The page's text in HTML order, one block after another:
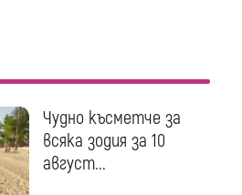
Чудно късметче за
всяка зодия за 10
август...